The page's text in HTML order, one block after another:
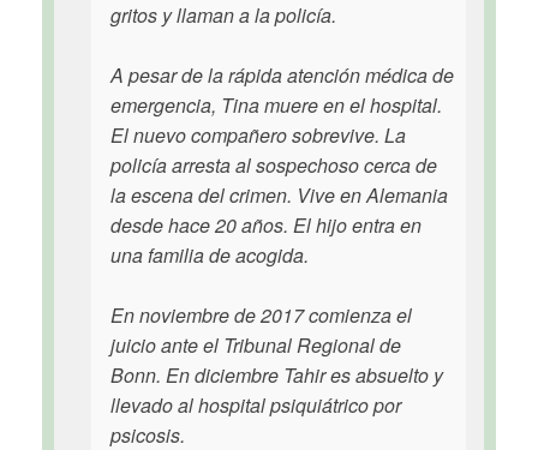
gritos y llaman a la policía.
A pesar de la rápida atención médica de
emergencia, Tina muere en el hospital.
El nuevo compañero sobrevive. La
policía arresta al sospechoso cerca de
la escena del crimen. Vive en Alemania
desde hace 20 años. El hijo entra en
una familia de acogida.
En noviembre de 2017 comienza el
juicio ante el Tribunal Regional de
Bonn. En diciembre Tahir es absuelto y
llevado al hospital psiquiátrico por
psicosis.